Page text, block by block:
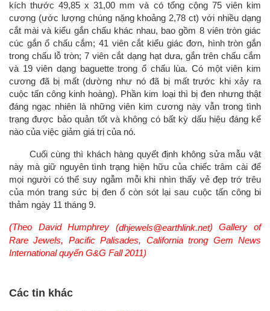
kích thước 49,85 x 31,00 mm và có tổng cộng 75 viên kim
cương (ước lượng chúng nặng khoảng 2,78 ct) với nhiều dạng
cắt mài và kiểu gắn chấu khác nhau, bao gồm 8 viên tròn giác
cúc gắn ổ chấu cắm; 41 viên cắt kiểu giác đơn, hình tròn gắn
trong chấu lỗ tròn; 7 viên cắt dạng hạt dưa, gắn trên chấu cắm
và 19 viên dạng baguette trong ổ chấu lùa. Có một viên kim
cương đã bị mất (dường như nó đã bị mất trước khi xảy ra
cuộc tấn công kinh hoàng). Phần kim loại thì bị đen nhưng thật
đáng ngạc nhiên là những viên kim cương này vẫn trong tình
trạng được bảo quản tốt và không có bất kỳ dấu hiệu đáng kể
nào của việc giảm giá trị của nó.
Cuối cùng thì khách hàng quyết định không sửa mẫu vật
này mà giữ nguyên tình trạng hiện hữu của chiếc trâm cài để
mọi người có thể suy ngẫm mỗi khi nhìn thấy vẻ đẹp trớ trêu
của món trang sức bị đen ố còn sót lại sau cuộc tấn công bi
thảm ngày 11 tháng 9.
(Theo David Humphrey (dhjewels@earthlink.net) Gallery of
Rare Jewels, Pacific Palisades, California trong Gem News
International quyển G&G Fall 2011)
Các tin khác